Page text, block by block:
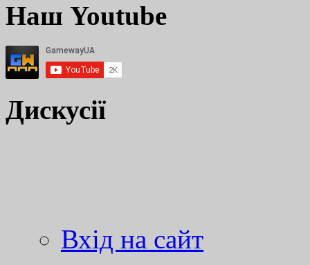
Наш Youtube
Дискусії
Вхід на сайт